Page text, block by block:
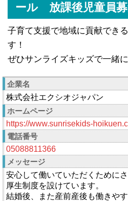
ール 放課後児童員募
子育て支援で地域に貢献でき
す！
ぜひサンライズキッズで一緒
企業名
株式会社エクシオジャパン
ホームページ
https://www.sunrisekids-
電話番号
05088811366
メッセージ
安心して働いていただくために
厚生制度を設けています。
結婚後、また産前産後も働きや